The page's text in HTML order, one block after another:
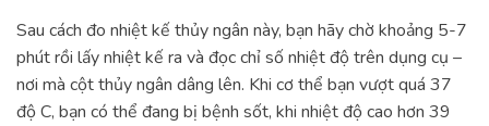
Sau cách đo nhiệt kế thủy ngân này, bạn hãy chờ khoảng 5-7
phút rồi lấy nhiệt kế ra và đọc chỉ số nhiệt độ trên dụng cụ –
nơi mà cột thủy ngân dâng lên. Khi cơ thể bạn vượt quá 37
độ C, bạn có thể đang bị bệnh sốt, khi nhiệt độ cao hơn 39